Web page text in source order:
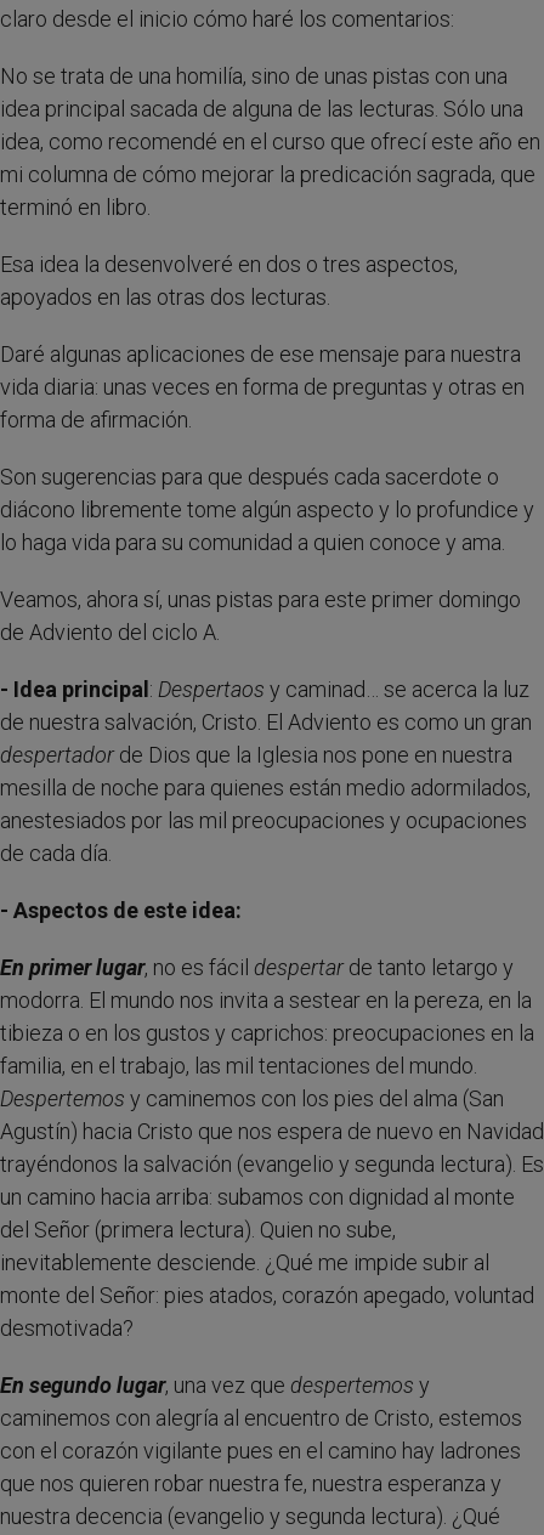
claro desde el inicio cómo haré los comentarios:
No se trata de una homilía, sino de unas pistas con una
idea principal sacada de alguna de las lecturas. Sólo una
idea, como recomendé en el curso que ofrecí este año en
mi columna de cómo mejorar la predicación sagrada, que
terminó en libro.
Esa idea la desenvolveré en dos o tres aspectos,
apoyados en las otras dos lecturas.
Daré algunas aplicaciones de ese mensaje para nuestra
vida diaria: unas veces en forma de preguntas y otras en
forma de afirmación.
Son sugerencias para que después cada sacerdote o
diácono libremente tome algún aspecto y lo profundice y
lo haga vida para su comunidad a quien conoce y ama.
Veamos, ahora sí, unas pistas para este primer domingo
de Adviento del ciclo A.
- Idea principal : Despertaos y caminad… se acerca la luz
de nuestra salvación, Cristo. El Adviento es como un gran
despertadorde Dios que la Iglesia nos pone en nuestra
mesilla de noche para quienes están medio adormilados,
anestesiados por las mil preocupaciones y ocupaciones
de cada día.
- Aspectos de este idea:
En primer lugar, no es fácil despertarde tanto letargo y
modorra. El mundo nos invita a sestear en la pereza, en la
tibieza o en los gustos y caprichos: preocupaciones en la
familia, en el trabajo, las mil tentaciones del mundo.
Despertemos y caminemos con los pies del alma (San
Agustín) hacia Cristo que nos espera de nuevo en Navidad
trayéndonos la salvación (evangelio y segunda lectura). Es
un camino hacia arriba: subamos con dignidad al monte
del Señor (primera lectura). Quien no sube,
inevitablemente desciende. ¿Qué me impide subir al
monte del Señor: pies atados, corazón apegado, voluntad
desmotivada?
En segundo lugar, una vez que despertemos y
caminemos con alegría al encuentro de Cristo, estemos
con el corazón vigilante pues en el camino hay ladrones
que nos quieren robar nuestra fe, nuestra esperanza y
nuestra decencia (evangelio y segunda lectura). ¿Qué